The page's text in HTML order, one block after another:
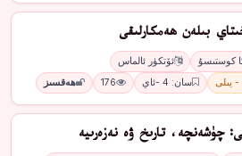
ﺑﯩﻠﻪﻥ ھەمكارلىقى
ﻛﻮﺳﺘﯩﺴﯘ
ﺋﯚﺗﻜﯜﺭ ﺋﺎﻟﻤﺎﺱ
سان: 4 -ئاي 176 ھەقسىز
چۈشەنچە، تارىخ ۋە نەزەرىيە